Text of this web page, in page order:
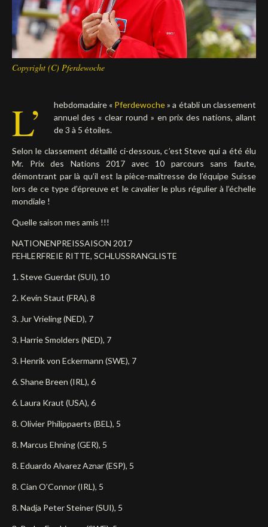
Deutsch
Copyright (C) Pferdewoche
L’ hebdomadaire « Pferdewoche» a établi un classement
annuel des « clear round » en prix des nations, allant
de 3 à 5 étoiles.
Selon le classement détaillé ci-dessous, c’est Steve qui a été élu
Mr. Prix des Nations 2017 avec 10 parcours sans faute,
démontrant par là qu’il est la pièce-maîtresse de l’équipe Suisse
lors de ce type d’épreuve et le cavalier le plus régulier à l’échelle
mondiale !
Quelle saison mes amis !!!
NATIONENPREISSAISON 2017
FEHLERFREIE RITTE, SCHLUSSRANGLISTE
1. Steve Guerdat (SUI), 10
2. Kevin Staut (FRA), 8
3. Jur Vrieling (NED), 7
3. Harrie Smolders (NED), 7
3. Henrik von Eckermann (SWE), 7
6. Shane Breen (IRL), 6
6. Laura Kraut (USA), 6
8. Olivier Philippaerts (BEL), 5
8. Marcus Ehning (GER), 5
8. Eduardo Alvarez Aznar (ESP), 5
8. Cian O’Connor (IRL), 5
8. Nadja Peter Steiner (SUI), 5